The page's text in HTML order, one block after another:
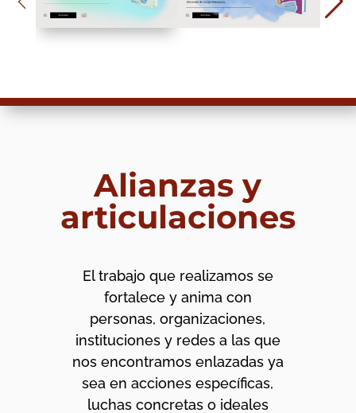
Alianzas y
articulaciones
El trabajo que realizamos se
fortalece y anima con
personas, organizaciones,
instituciones y redes a las que
nos encontramos enlazadas ya
sea en acciones específicas,
luchas concretas o ideales